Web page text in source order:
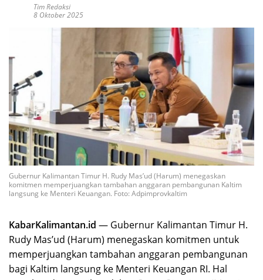
Tim Redaksi
8 Oktober 2025
Gubernur Kalimantan Timur H. Rudy Mas’ud (Harum) menegaskan
komitmen memperjuangkan tambahan anggaran pembangunan Kaltim
langsung ke Menteri Keuangan. Foto: Adpimprovkaltim
KabarKalimantan.id — Gubernur Kalimantan Timur H.
Rudy Mas’ud (Harum) menegaskan komitmen untuk
memperjuangkan tambahan anggaran pembangunan
bagi Kaltim langsung ke Menteri Keuangan RI. Hal